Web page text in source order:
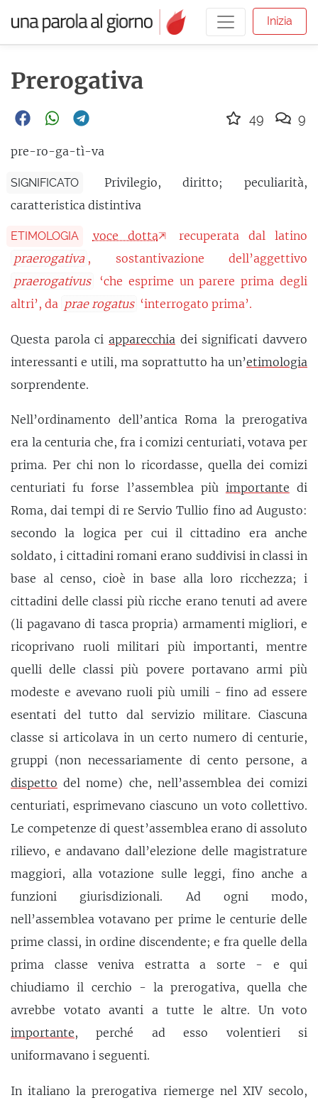
Inizia
Prerogativa
pre-ro-ga-tì-va
SIGNIFICATO
Privilegio, diritto; peculiarità,
caratteristica distintiva
ETIMOLOGIA voce dotta
recuperata dal latino
praerogativa , sostantivazione dell’aggettivo
praerogativus
‘che esprime un parere prima degli
altri’, da prae rogatus ‘interrogato prima’.
Questa parola ci apparecchia dei significati davvero
interessanti e utili, ma soprattutto ha un’etimologia
sorprendente.
Nell’ordinamento dell’antica Roma la prerogativa
era la centuria che, fra i comizi centuriati, votava per
prima. Per chi non lo ricordasse, quella dei comizi
centuriati fu forse l’assemblea più importante di
Roma, dai tempi di re Servio Tullio fino ad Augusto:
secondo la logica per cui il cittadino era anche
soldato, i cittadini romani erano suddivisi in classi in
base al censo, cioè in base alla loro ricchezza; i
cittadini delle classi più ricche erano tenuti ad avere
(li pagavano di tasca propria) armamenti migliori, e
ricoprivano ruoli militari più importanti, mentre
quelli delle classi più povere portavano armi più
modeste e avevano ruoli più umili - fino ad essere
esentati del tutto dal servizio militare. Ciascuna
classe si articolava in un certo numero di centurie,
gruppi (non necessariamente di cento persone, a
dispetto del nome) che, nell’assemblea dei comizi
centuriati, esprimevano ciascuno un voto collettivo.
Le competenze di quest’assemblea erano di assoluto
rilievo, e andavano dall’elezione delle magistrature
maggiori, alla votazione sulle leggi, fino anche a
funzioni giurisdizionali. Ad ogni modo,
nell’assemblea votavano per prime le centurie delle
prime classi, in ordine discendente; e fra quelle della
prima classe veniva estratta a sorte - e qui
chiudiamo il cerchio - la prerogativa, quella che
avrebbe votato avanti a tutte le altre. Un voto
importante, perché ad esso volentieri si
uniformavano i seguenti.
In italiano la prerogativa riemerge nel XIV secolo,
49 9